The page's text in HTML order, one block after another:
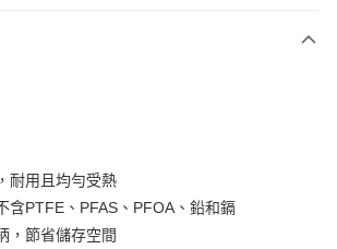
行
華泰商業銀行
遠東國際商業銀行
永豐商業銀行
兆豐國際商業銀行
行
華泰商業銀行
遠東國際商業銀行
耐用且均勻受熱
含PTFE、PFAS、PFOA、鉛和鎘
，節省儲存空間